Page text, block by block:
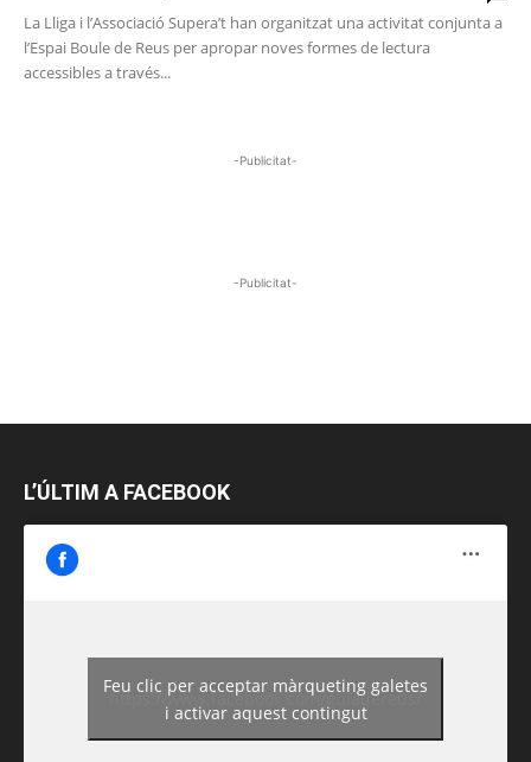
La Lliga i l’Associació Supera’t han organitzat una activitat conjunta a
l’Espai Boule de Reus per apropar noves formes de lectura
accessibles a través...
-Publicitat-
-Publicitat-
L’ÚLTIM A FACEBOOK
https://www.facebook.com/guiadereus/
Feu clic per acceptar màrqueting galetes
i activar aquest contingut